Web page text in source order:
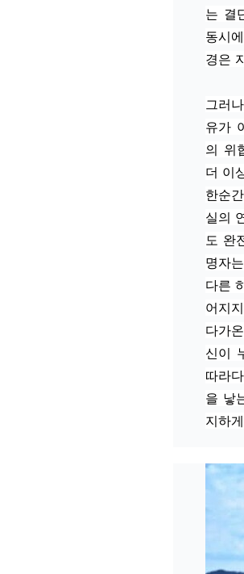
는 결
동시
경은
그러
유가
의 위
더 이
한순
실의
도 완
명자
다른
어지
다가
신이
따라
을 낳
지하